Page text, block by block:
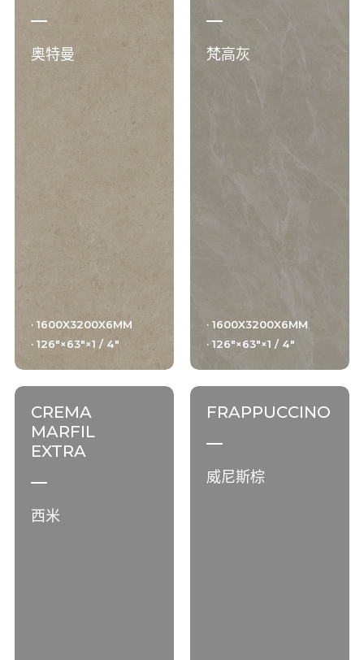
奥特曼
· 1600X3200X6MM
· 126"×63"×1 / 4"
梵高灰
· 1600X3200X6MM
· 126"×63"×1 / 4"
CREMA
MARFIL
EXTRA
西米
FRAPPUCCINO
威尼斯棕